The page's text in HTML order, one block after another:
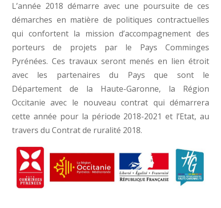
L’année 2018 démarre avec une poursuite de ces
démarches en matière de politiques contractuelles
qui confortent la mission d’accompagnement des
porteurs de projets par le Pays Comminges
Pyrénées. Ces travaux seront menés en lien étroit
avec les partenaires du Pays que sont le
Département de la Haute-Garonne, la Région
Occitanie avec le nouveau contrat qui démarrera
cette année pour la période 2018-2021 et l’Etat, au
travers du Contrat de ruralité 2018.